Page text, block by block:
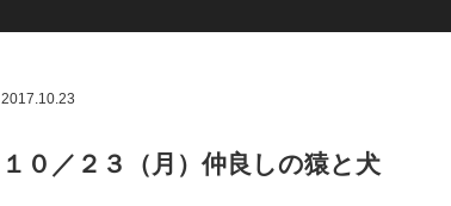
2017.10.23
１０／２３（月）仲良しの猿と犬